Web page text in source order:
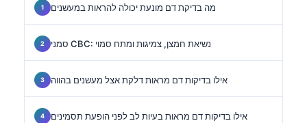
מה בדיקת דם מונעת יכולה להראות במעשנים
סמני CBC: נשיאת חמצן, צמיגות ומתח סמוי
אילו בדיקות דם מראות דלקת אצל מעשנים בהווה
אילו בדיקות דם מראות בעיות לב לפני הופעת תסמינים